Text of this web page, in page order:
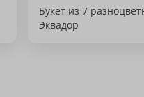
Букет из 7
Эквадор